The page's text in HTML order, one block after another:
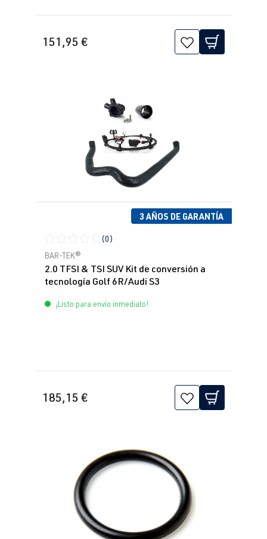
151,95 €
3 AÑOS DE GARANTÍA
Calificación promedio de 0 de 5 estrellas
(0)
BAR-TEK®
2.0 TFSI & TSI SUV Kit de conversión a
tecnología Golf 6R/Audi S3
¡Listo para envío inmediato!
185,15 €